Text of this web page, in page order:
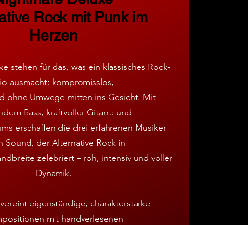
Rock mit Punk im
Herzen
stehen für das, was ein klassisches Rock-
ausmacht: kompromisslos,
ohne Umwege mitten ins Gesicht. Mit
Bass, kraftvoller Gitarre und
erschaffen die drei erfahrenen Musiker
Sound, der Alternative Rock in
zelebriert – roh, intensiv und voller
Dynamik.
eigenständige, charakterstarke
mit handverlesenen